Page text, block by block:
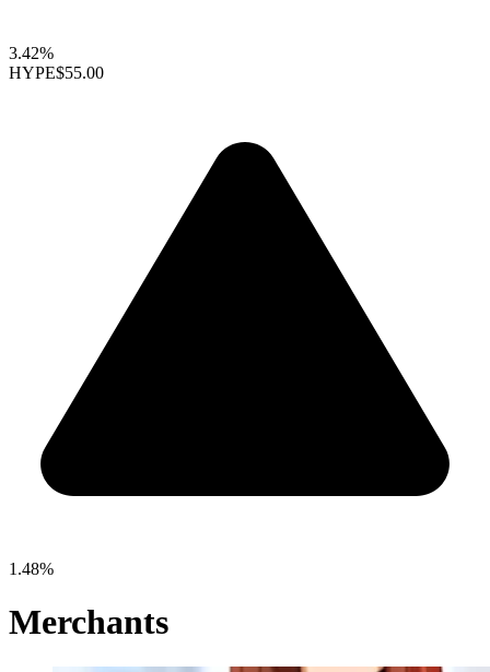
3.42%
HYPE$55.00
1.48%
Merchants